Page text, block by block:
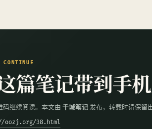
篇笔记带到手
码继续阅读。本文由千城笔记 发布，转载时请保留
oozj.org/38.html